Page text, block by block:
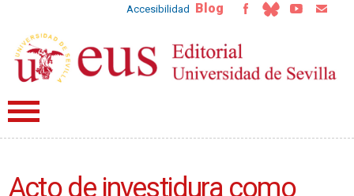
Accesibilidad Blog
Acto de investidura como